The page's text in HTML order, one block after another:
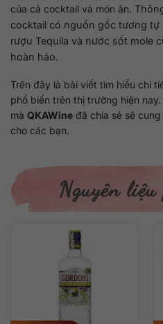
của cả cocktail và món ăn.
cocktail có nguồn gốc tương
rượu Tequila và nước sốt mole
hoàn hảo.
Trên đây là bài viết tìm hiểu chi
phổ biến trên thị trường hiện
mà QKAWine đã chia sẻ sẽ
cho các bạn.
Nguyên